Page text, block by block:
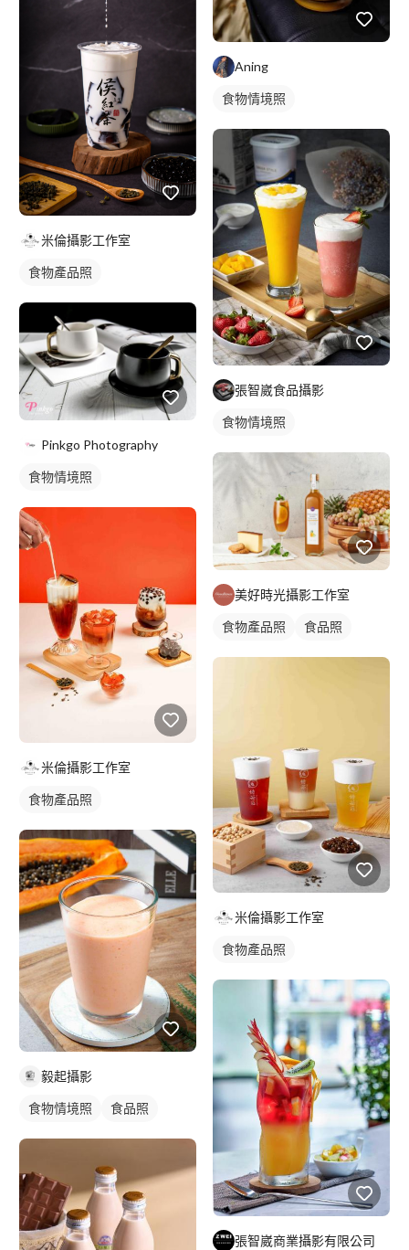
米倫攝影工作室
食物產品照
Pinkgo Photography
食物情境照
米倫攝影工作室
食物產品照
毅起攝影
食物情境照 食品照
Aning
食物情境照
張智崴食品攝影
食物情境照
美好時光攝影工作室
食物產品照 食品照
米倫攝影工作室
食物產品照
張智崴商業攝影有限公司